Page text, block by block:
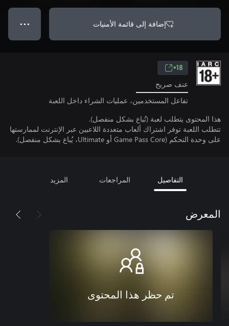
إضافة إلى قائمة الأمنيات ● ● ●
18+
عنف صريح
تفاعل المستخدمين، عمليات الشراء داخل اللعبة
هذا المحتوى يتطلب لعبة (تُباع بشكل منفصل).
تتطلب اللعبة توفر اشتراك ألعاب متعددة اللاعبين عبر الإنترنت لممارستها
على وحدة التحكم (Game Pass Core أو Ultimate، يُباع بشكل منفصل).
التفاصيل المراجعات المزيد
المعرض
تم حظر هذا المحتوى